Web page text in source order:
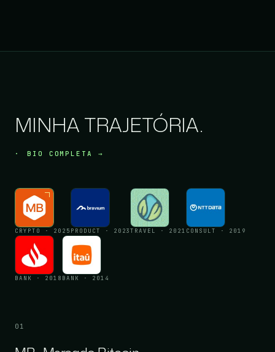
MINHA TRAJETÓRIA.
BIO COMPLETA →
CRYPTO · 2025 PRODUCT · 2023TRAVEL · 2021 CONSULT · 2019
BANK · 2018 BANK · 2014
01